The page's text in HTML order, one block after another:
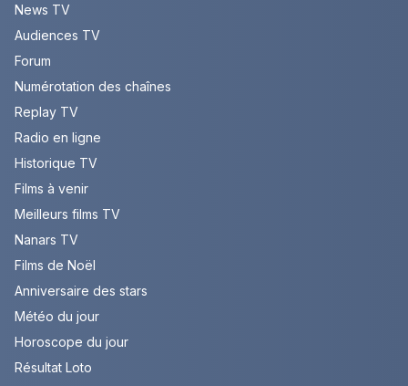
News TV
Audiences TV
Forum
Numérotation des chaînes
Replay TV
Radio en ligne
Historique TV
Films à venir
Meilleurs films TV
Nanars TV
Films de Noël
Anniversaire des stars
Météo du jour
Horoscope du jour
Résultat Loto